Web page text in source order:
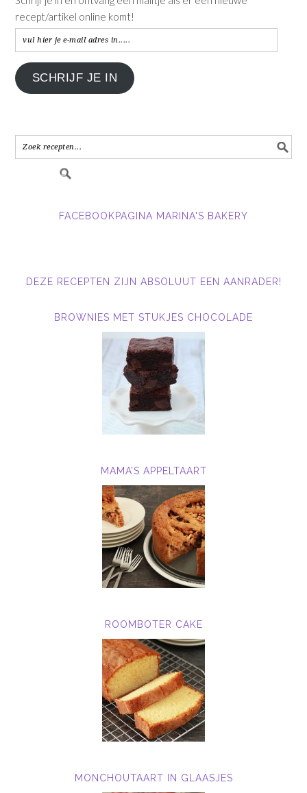
recept/artikel online komt!
vul
hier
je
e-
in.....
SCHRIJF JE IN
FACEBOOKPAGINA MARINA'S BAKERY
DEZE RECEPTEN ZIJN ABSOLUUT EEN AANRADER!
BROWNIES MET STUKJES CHOCOLADE
MAMA’S APPELTAART
ROOMBOTER CAKE
MONCHOUTAART IN GLAASJES